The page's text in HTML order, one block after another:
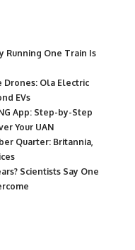
Running One Train Is
Drones: Ola Electric
EVs
App: Step-by-Step
Your UAN
Quarter: Britannia,
Scientists Say One